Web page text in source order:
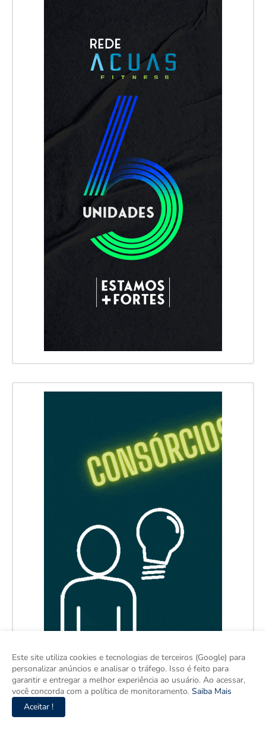
Este site utiliza cookies e tecnologias de terceiros (Google) para
personalizar anúncios e analisar o tráfego. Isso é feito para
garantir e entregar a melhor experiência ao usuário. Ao acessar,
você concorda com a política de monitoramento. Saiba Mais
Aceitar !